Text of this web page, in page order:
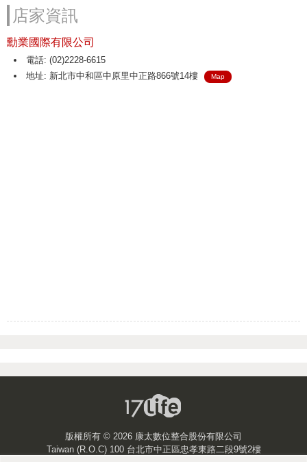
店家資訊
勳業國際有限公司
電話: (02)2228-6615
地址: 新北市中和區中原里中正路866號14樓
Map
版權所有 © 2026 康太數位整合股份有限公司
Taiwan (R.O.C) 100 台北市中正區忠孝東路二段9號2樓